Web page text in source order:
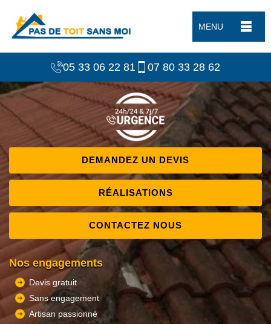
MENU
05 33 06 22 81 07 80 33 28 62
DEMANDEZ UN DEVIS
RÉALISATIONS
CONTACTEZ NOUS
Nos engagements
Devis gratuit
Sans engagement
Artisan passionné